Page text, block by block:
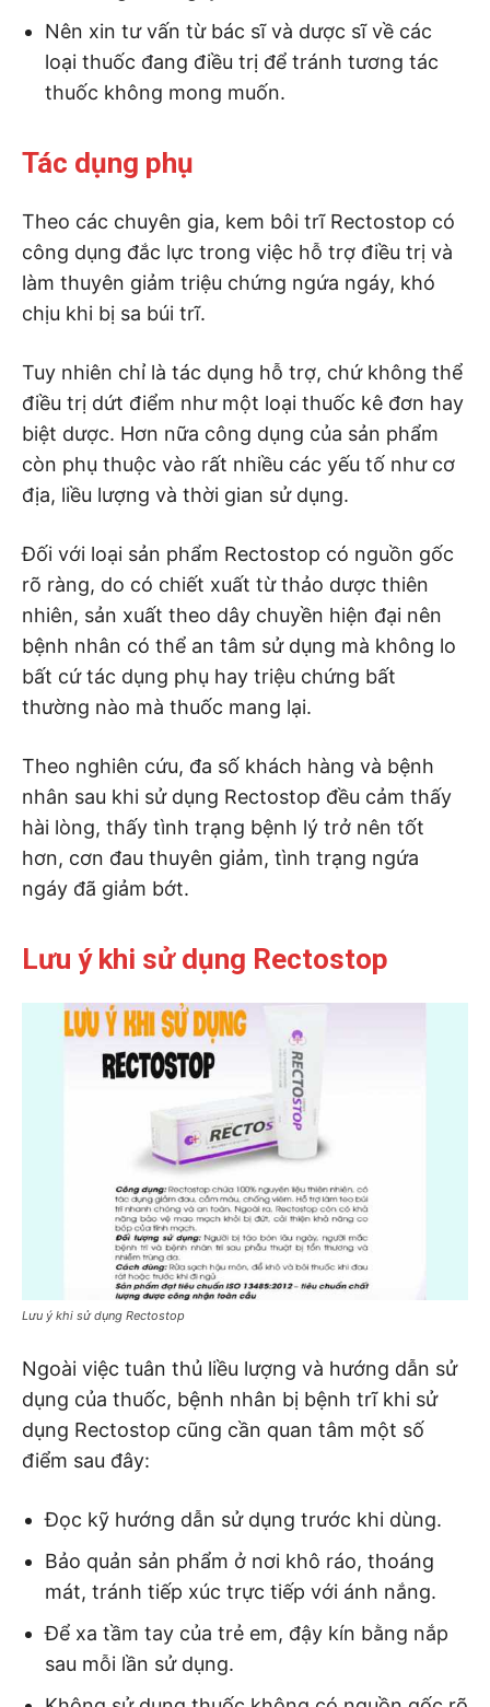
Nên xin tư vấn từ bác sĩ và dược sĩ về các
loại thuốc đang điều trị để tránh tương tác
thuốc không mong muốn.
Tác dụng phụ
Theo các chuyên gia, kem bôi trĩ Rectostop có
công dụng đắc lực trong việc hỗ trợ điều trị và
làm thuyên giảm triệu chứng ngứa ngáy, khó
chịu khi bị sa búi trĩ.
Tuy nhiên chỉ là tác dụng hỗ trợ, chứ không thể
điều trị dứt điểm như một loại thuốc kê đơn hay
biệt dược. Hơn nữa công dụng của sản phẩm
còn phụ thuộc vào rất nhiều các yếu tố như cơ
địa, liều lượng và thời gian sử dụng.
Đối với loại sản phẩm Rectostop có nguồn gốc
rõ ràng, do có chiết xuất từ thảo dược thiên
nhiên, sản xuất theo dây chuyền hiện đại nên
bệnh nhân có thể an tâm sử dụng mà không lo
bất cứ tác dụng phụ hay triệu chứng bất
thường nào mà thuốc mang lại.
Theo nghiên cứu, đa số khách hàng và bệnh
nhân sau khi sử dụng Rectostop đều cảm thấy
hài lòng, thấy tình trạng bệnh lý trở nên tốt
hơn, cơn đau thuyên giảm, tình trạng ngứa
ngáy đã giảm bớt.
Lưu ý khi sử dụng Rectostop
Lưu ý khi sử dụng Rectostop
Ngoài việc tuân thủ liều lượng và hướng dẫn sử
dụng của thuốc, bệnh nhân bị bệnh trĩ khi sử
dụng Rectostop cũng cần quan tâm một số
điểm sau đây:
Đọc kỹ hướng dẫn sử dụng trước khi dùng.
Bảo quản sản phẩm ở nơi khô ráo, thoáng
mát, tránh tiếp xúc trực tiếp với ánh nắng.
Để xa tầm tay của trẻ em, đậy kín bằng nắp
sau mỗi lần sử dụng.